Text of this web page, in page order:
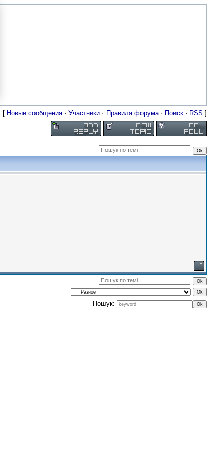
[ Новые сообщения · Участники · Правила форума· Поиск · RSS ]
Пошук: